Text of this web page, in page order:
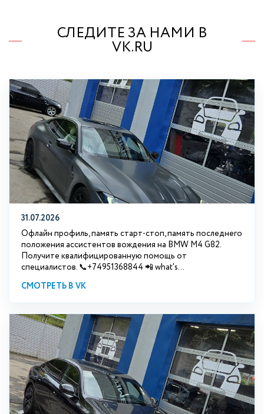
СЛЕДИТЕ ЗА НАМИ В
VK.RU
31.07.2026
Офлайн профиль, память старт-стоп, память последнего
положения ассистентов вождения на BMW М4 G82.
Получите квалифицированную помощь от
специалистов. 📞+74951368844 📲 what's...
СМОТРЕТЬ В VK